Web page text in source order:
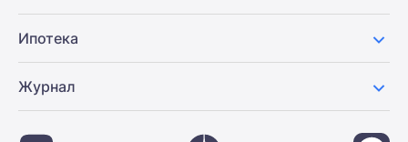
Ипотека
Журнал